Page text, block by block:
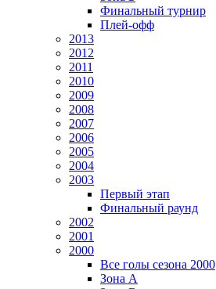
Финальный турнир
Плей-офф
2013
2012
2011
2010
2009
2008
2007
2006
2005
2004
2003
Первый этап
Финальный раунд
2002
2001
2000
Все голы сезона 2000
Зона А